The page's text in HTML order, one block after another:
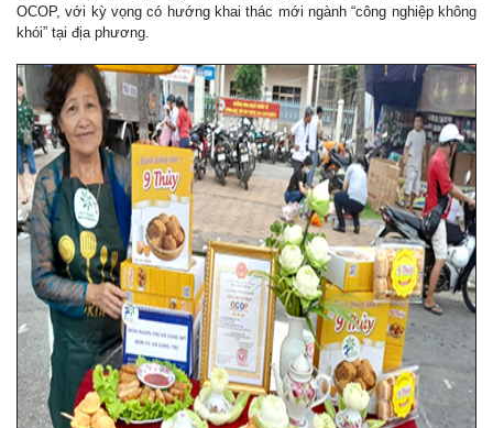
OCOP, với kỳ vọng có hướng khai thác mới ngành “công nghiệp không
khói” tại địa phương.